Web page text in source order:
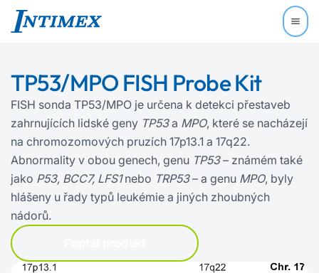
TP53/MPO FISH Probe Kit
FISH sonda TP53/MPO je určena k detekci přestaveb
zahrnujících lidské geny TP53a MPO, které se nacházejí
na chromozomových pruzích 17p13.1 a 17q22.
Abnormality v obou genech, genu TP53– známém také
jako P53, BCC7, LFS1nebo TRP53– a genu MPO, byly
hlášeny u řady typů leukémie a jiných zhoubných
nádorů.